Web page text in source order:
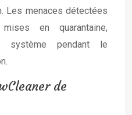
Les menaces détectées
en quarantaine,
système pendant le
de